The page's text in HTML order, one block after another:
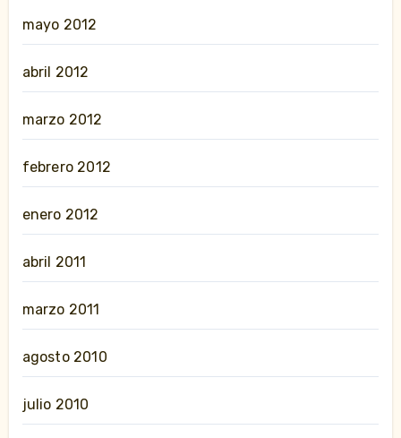
mayo 2012
abril 2012
marzo 2012
febrero 2012
enero 2012
abril 2011
marzo 2011
agosto 2010
julio 2010